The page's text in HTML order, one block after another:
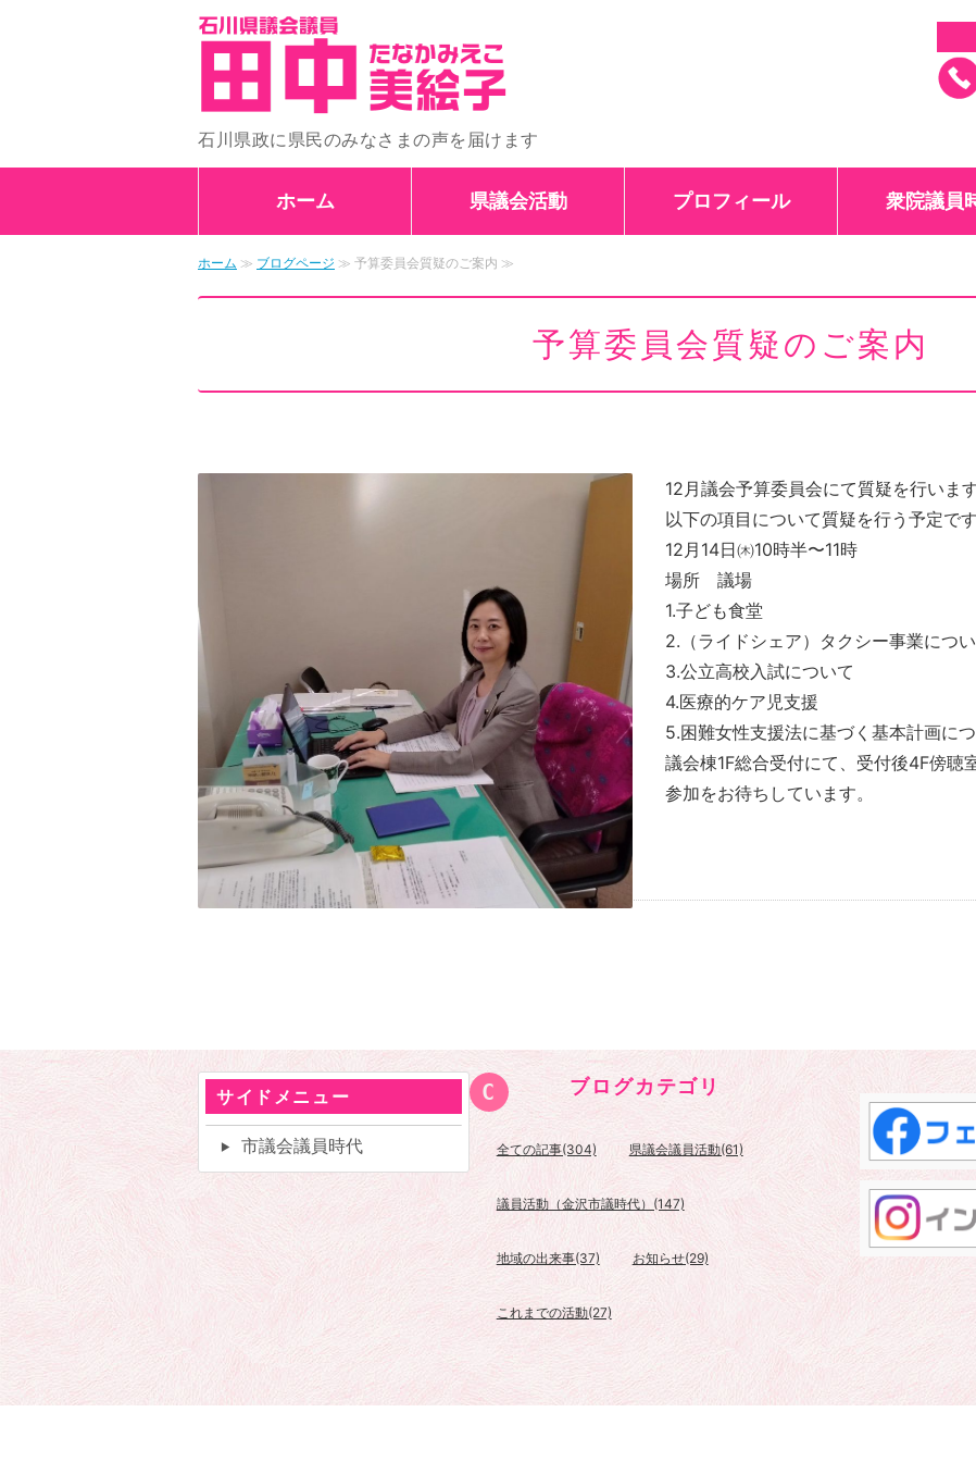
石川県議会議員 田
石川県政に県民のみなさまの声を届けます
ホーム 県議会活動 プロフィール 衆院議員
ホーム ≫ ブログページ ≫ 予算委員会質疑のご案内 ≫
予算委員会質疑のご案内
12月議会予算委員会にて質疑を行います
以下の項目について質疑を行う予定です
12月14日㈭10時半〜11時
場所 議場
1.子ども食堂
2.（ライドシェア）タクシー事業につ
3.公立高校入試について
4.医療的ケア児支援
5.困難女性支援法に基づく基本計画に
議会棟1F総合受付にて、受付後4F傍聴
参加をお待ちしています。
サイドメニュー
市議会議員時代
ブログカテゴリ
全ての記事(304) 県議会議員活動(61)
議員活動（金沢市議時代）(147)
地域の出来事(37) お知らせ(29)
これまでの活動(27)